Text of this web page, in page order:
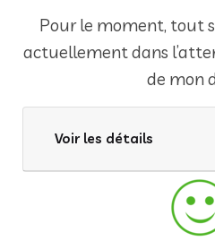
Pour le moment, tout
actuellement dans
de mon
Voir les détails